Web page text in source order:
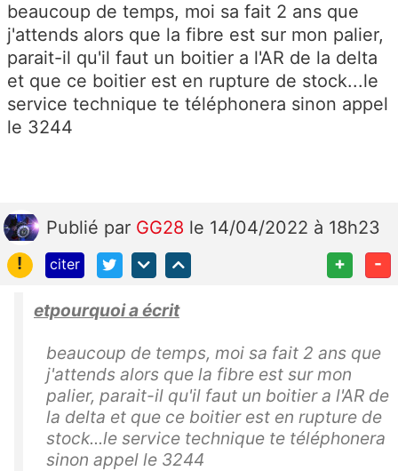
beaucoup de temps, moi sa fait 2 ans que
j'attends alors que la fibre est sur mon palier,
parait-il qu'il faut un boitier a l'AR de la delta
et que ce boitier est en rupture de stock...le
service technique te téléphonera sinon appel
le 3244
Publié par GG28 le 14/04/2022 à 18h23
!
citer + -
etpourquoi a écrit
beaucoup de temps, moi sa fait 2 ans que
j'attends alors que la fibre est sur mon
palier, parait-il qu'il faut un boitier a l'AR de
la delta et que ce boitier est en rupture de
stock...le service technique te téléphonera
sinon appel le 3244